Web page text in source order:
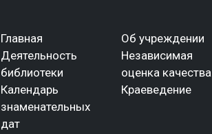
Главная
Об учреждении
Деятельность
библиотеки
Независимая
оценка качества
Календарь
знаменательных
дат
Краеведение